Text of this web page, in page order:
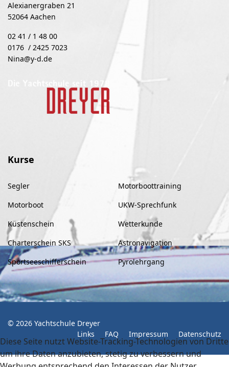
Alexianergraben 21
52064 Aachen
02 41 / 1 48 00
0176 / 2425 7023
Nina@y-d.de
Kurse
Segler
Motorboot
Küstenschein
Charterschein SKS
Sportseeschifferschein
Motorboottraining
UKW-Sprechfunk
Wetterkunde
Astronavigation
Pyrolehrgang
© 2026 Yachtschule Dreyer
Links
FAQ Impressum Datenschutz
Diese Seite nutzt Website-Tracking-Technologien von
um ihre Daten anzubieten, stetig zu verbessern und